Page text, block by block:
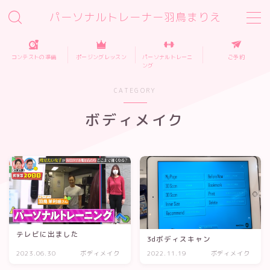
パーソナルトレーナー羽鳥まりえ
MENU
スタジオポージングレッスン
フィットネス大会の準備
コンテストの準備 ポージングレッスン
パーソナルトレーニ
ング
ご予約
CATEGORY
ボディメイク
テレビに出ました
2023.06.30 ボディメイク
3dボディスキャン
2022.11.19 ボディメイク